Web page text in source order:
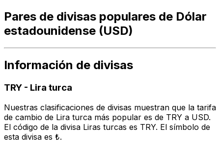
Pares de divisas populares de Dólar
estadounidense (USD)
Información de divisas
TRY - Lira turca
Nuestras clasificaciones de divisas muestran que la tarifa
de cambio de Lira turca más popular es de TRY a USD.
El código de la divisa Liras turcas es TRY. El símbolo de
esta divisa es ₺.